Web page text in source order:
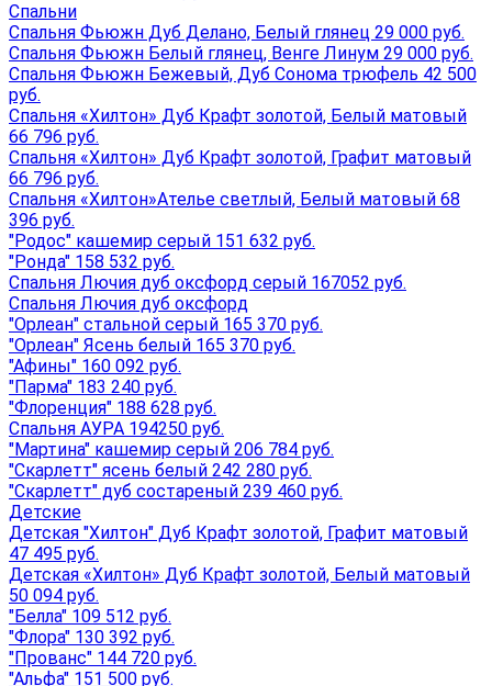
Спальни
Спальня Фьюжн Дуб Делано, Белый глянец 29 000 руб.
Спальня Фьюжн Белый глянец, Венге Линум 29 000 руб.
Спальня Фьюжн Бежевый, Дуб Сонома трюфель 42 500
руб.
Спальня «Хилтон» Дуб Крафт золотой, Белый матовый
66 796 руб.
Спальня «Хилтон» Дуб Крафт золотой, Графит матовый
66 796 руб.
Спальня «Хилтон»Ателье светлый, Белый матовый 68
396 руб.
"Родос" кашемир серый 151 632 руб.
"Ронда" 158 532 руб.
Спальня Лючия дуб оксфорд серый 167052 руб.
Спальня Лючия дуб оксфорд
"Орлеан" стальной серый 165 370 руб.
"Орлеан" Ясень белый 165 370 руб.
"Афины" 160 092 руб.
"Парма" 183 240 руб.
"Флоренция" 188 628 руб.
Спальня АУРА 194250 руб.
"Мартина" кашемир серый 206 784 руб.
"Скарлетт" ясень белый 242 280 руб.
"Скарлетт" дуб состареный 239 460 руб.
Детские
Детская "Хилтон" Дуб Крафт золотой, Графит матовый
47 495 руб.
Детская «Хилтон» Дуб Крафт золотой, Белый матовый
50 094 руб.
"Белла" 109 512 руб.
"Флора" 130 392 руб.
"Прованс" 144 720 руб.
"Альфа" 151 500 руб.